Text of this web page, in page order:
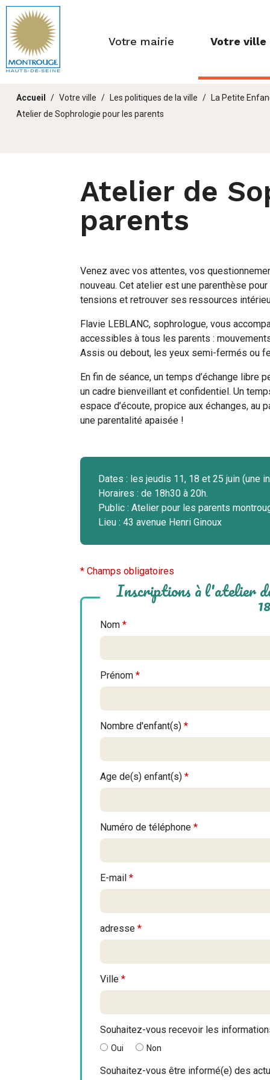
Fenêtre
de
chat
Votre mairie Votre ville
Vous
Accueil Votre ville Les politiques de la ville La Petite
Atelier de Sophrologie pour les parents
Atelier de
parents
Venez avec vos attentes, vos
nouveau. Cet atelier est une parenthèse
tensions et retrouver ses ressources
Flavie LEBLANC, sophrologue, vous
accessibles à tous les parents :
Assis ou debout, les yeux semi-fermés ou
En fin de séance, un temps d’échange libre
un cadre bienveillant et confidentiel. Un
espace d’écoute, propice aux échanges, au
une parentalité apaisée !
Dates : les jeudis 11, 18 et 25 juin (une
Horaires : de 18h30 à 20h.
Public : Atelier pour les parents
Lieu : 43 avenue Henri Ginoux
* Champs obligatoires
Inscriptions à l'atelier
Nom *
Prénom *
Nombre d'enfant(s) *
Age de(s) enfant(s) *
Numéro de téléphone *
E-mail *
adresse *
Ville *
Souhaitez-vous recevoir les
Oui Non
Souhaitez-vous être informé(e) des